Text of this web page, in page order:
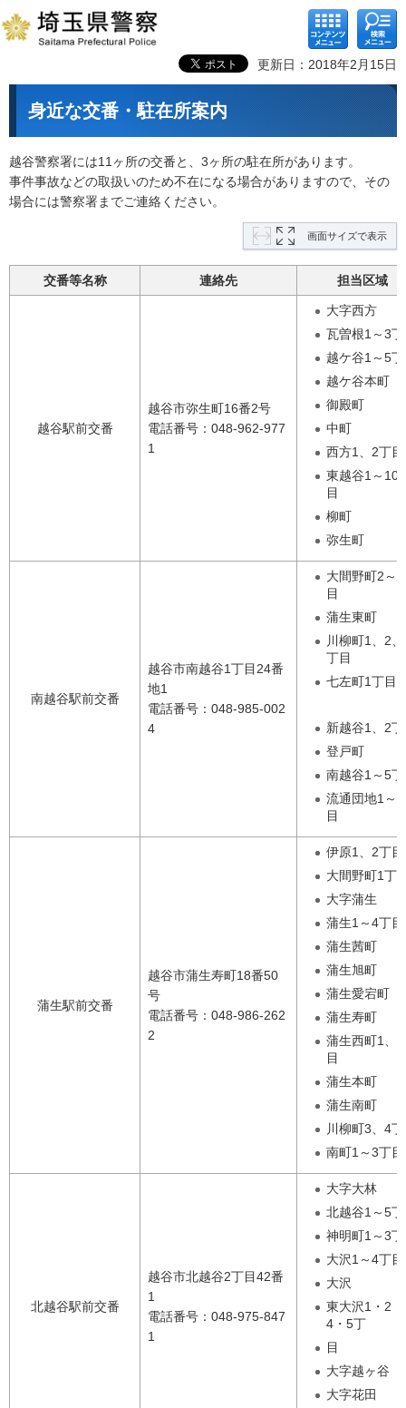
コンテ
ンツメ
ニュー
検索メ
ニュー
更新日：2018年2月15日
身近な交番・駐在所案内
越谷警察署には11ヶ所の交番と、3ヶ所の駐在所があります。
事件事故などの取扱いのため不在になる場合がありますので、その
場合には警察署までご連絡ください。
画面サイズで表示
交番等名称 連絡先 担当区域
越谷駅前交番
越谷市弥生町16番2号
電話番号：048-962-977
1
大字西方
瓦曽根1～3
越ケ谷1～5
越ケ谷本町
御殿町
中町
西方1、2丁目
東越谷1～10
目
柳町
弥生町
南越谷駅前交番
越谷市南越谷1丁目24番
地1
電話番号：048-985-002
4
大間野町2～
目
蒲生東町
川柳町1、2
丁目
七左町1丁目
新越谷1、2
登戸町
南越谷1～5
流通団地1～
目
蒲生駅前交番
越谷市蒲生寿町18番50
号
電話番号：048-986-262
2
伊原1、2丁目
大間野町1丁
大字蒲生
蒲生1～4丁目
蒲生茜町
蒲生旭町
蒲生愛宕町
蒲生寿町
蒲生西町1、
目
蒲生本町
蒲生南町
川柳町3、4
南町1～3丁目
北越谷駅前交番
越谷市北越谷2丁目42番
1
電話番号：048-975-847
1
大字大林
北越谷1～5
神明町1～3
大沢1～4丁目
大沢
東大沢1・2・
4・5丁
目
大字越ヶ谷
大字花田